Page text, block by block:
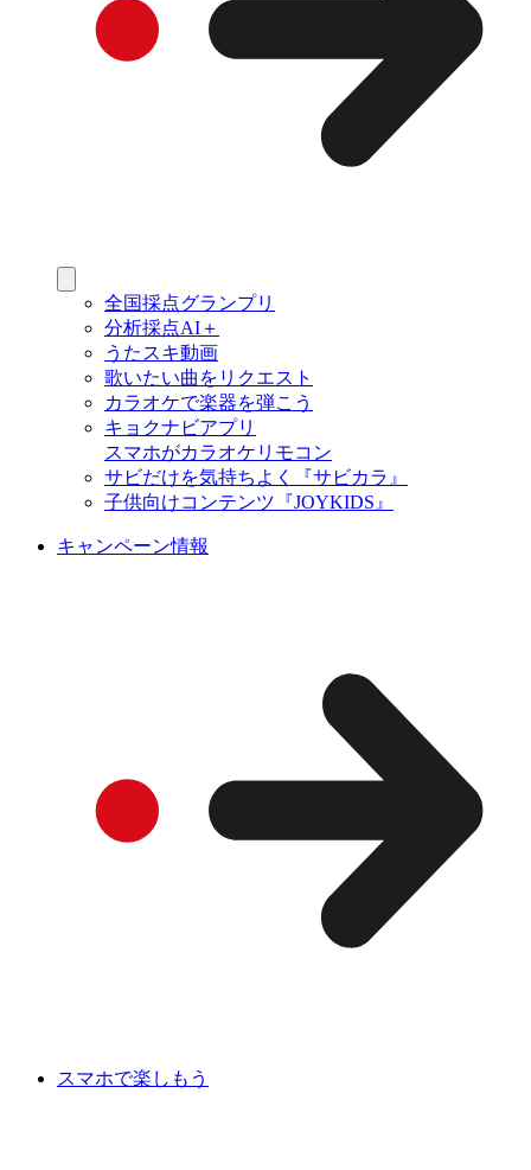
全国採点グランプリ
分析採点AI＋
うたスキ動画
歌いたい曲をリクエスト
カラオケで楽器を弾こう
キョクナビアプリ
スマホがカラオケリモコン
サビだけを気持ちよく『サビカラ』
子供向けコンテンツ『JOYKIDS』
キャンペーン情報
スマホで楽しもう